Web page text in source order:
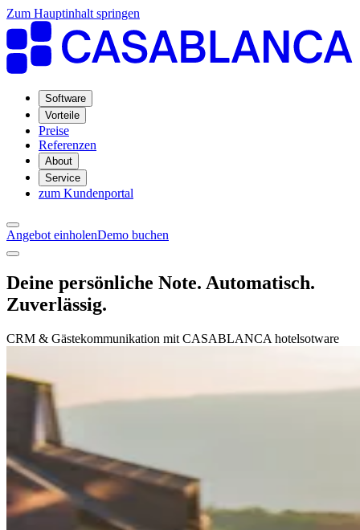
Zum Hauptinhalt springen
Software
Vorteile
Preise
Referenzen
About
Service
zum Kundenportal
Angebot einholenDemo buchen
Deine persönliche Note. Automatisch.
Zuverlässig.
CRM & Gästekommunikation mit CASABLANCA hotelsotware